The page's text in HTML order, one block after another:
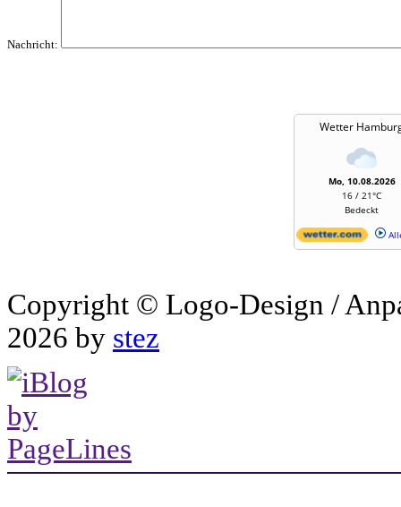
Nachricht:
Wetter
Mo, 10.08.2026
16 / 21°C
Bedeckt
Copyright © Logo-Design /
2026 by stez